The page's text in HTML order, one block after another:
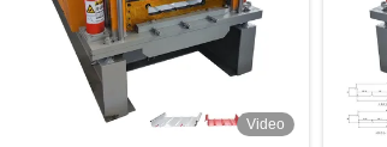
Video